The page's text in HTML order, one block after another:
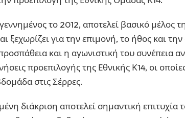
το 2012, αποτελεί βασικό μέλος
ξεχωρίζει για την επιμονή, το ήθος και
και η αγωνιστική του συνέπεια
προεπιλογής της Εθνικής Κ14, οι
στις Σέρρες.
διάκριση αποτελεί σημαντική επιτυχία